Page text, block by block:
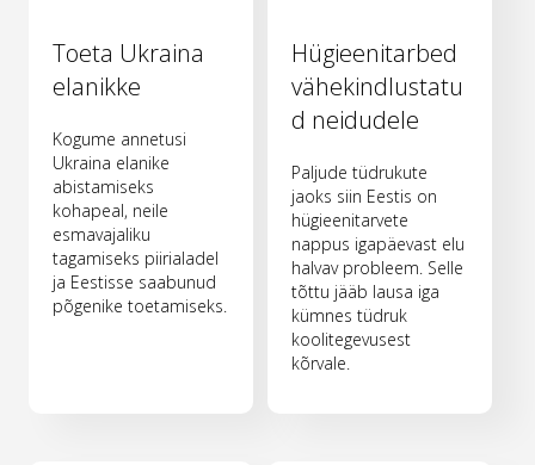
Toeta Ukraina
elanikke
Kogume annetusi
Ukraina elanike
abistamiseks
kohapeal, neile
esmavajaliku
tagamiseks piirialadel
ja Eestisse saabunud
põgenike toetamiseks.
Hügieenitarbed
vähekindlustatu
d neidudele
Paljude tüdrukute
jaoks siin Eestis on
hügieenitarvete
nappus igapäevast elu
halvav probleem. Selle
tõttu jääb lausa iga
kümnes tüdruk
koolitegevusest
kõrvale.